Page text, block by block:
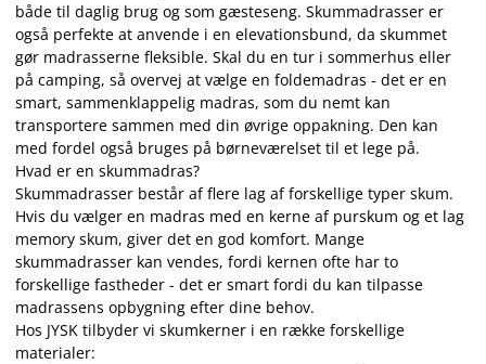
både til daglig brug og som gæsteseng. Skummadrasser er
også perfekte at anvende i en elevationsbund, da skummet
gør madrasserne fleksible. Skal du en tur i sommerhus eller
på camping, så overvej at vælge en foldemadras - det er en
smart, sammenklappelig madras, som du nemt kan
transportere sammen med din øvrige oppakning. Den kan
med fordel også bruges på børneværelset til et lege på.
Hvad er en skummadras?
Skummadrasser består af flere lag af forskellige typer skum.
Hvis du vælger en madras med en kerne af purskum og et lag
memory skum, giver det en god komfort. Mange
skummadrasser kan vendes, fordi kernen ofte har to
forskellige fastheder - det er smart fordi du kan tilpasse
madrassens opbygning efter dine behov.
Hos JYSK tilbyder vi skumkerner i en række forskellige
materialer: